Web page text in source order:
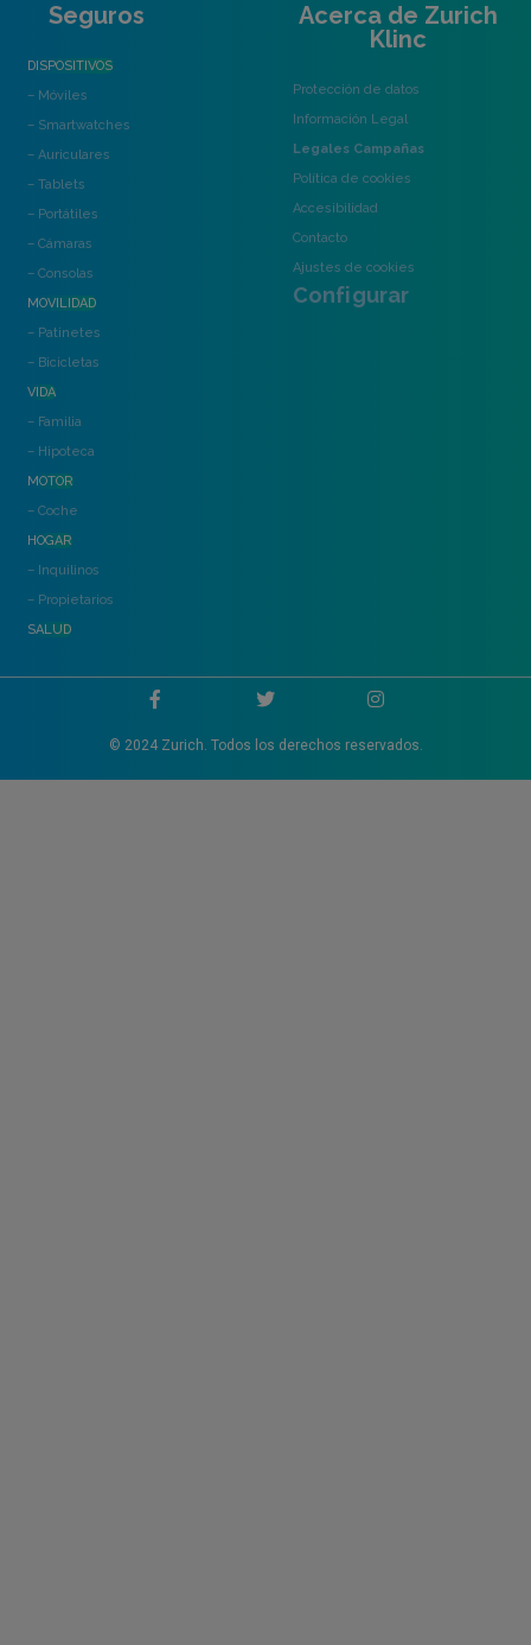
Seguros
DISPOSITIVOS
– Móviles
– Smartwatches
– Auriculares
– Tablets
– Portátiles
– Cámaras
– Consolas
MOVILIDAD
– Patinetes
– Bicicletas
VIDA
– Familia
– Hipoteca
MOTOR
– Coche
HOGAR
– Inquilinos
– Propietarios
SALUD
Acerca de Zurich
Klinc
Protección de datos
Información Legal
Legales Campañas
Política de cookies
Accesibilidad
Contacto
Ajustes de cookies
Configurar
© 2024 Zurich. Todos los derechos reservados.